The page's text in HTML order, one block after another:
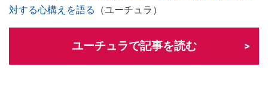
対する心構えを語る
（ユーチュラ）
ユーチュラで記事を読む